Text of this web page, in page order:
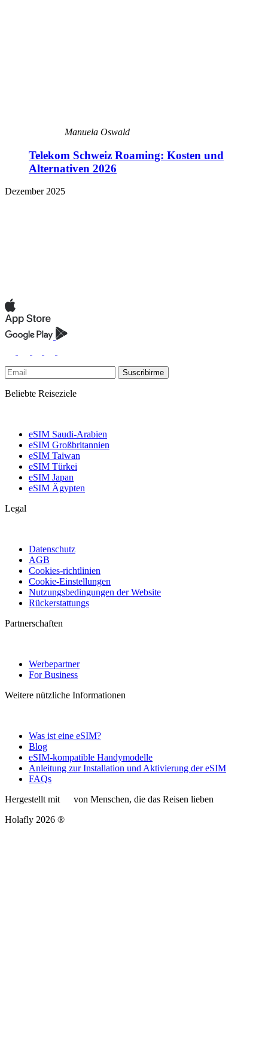
Manuela Oswald
Telekom Schweiz Roaming: Kosten und
Alternativen 2026
Dezember 2025
Suscribirme
Beliebte Reiseziele
eSIM Saudi-Arabien
eSIM Großbritannien
eSIM Taiwan
eSIM Türkei
eSIM Japan
eSIM Ägypten
Legal
Datenschutz
AGB
Cookies-richtlinien
Cookie-Einstellungen
Nutzungsbedingungen der Website
Rückerstattungs
Partnerschaften
Werbepartner
For Business
Weitere nützliche Informationen
Was ist eine eSIM?
Blog
eSIM-kompatible Handymodelle
Anleitung zur Installation und Aktivierung der eSIM
FAQs
Hergestellt mit
von Menschen, die das Reisen lieben
Holafly 2026 ®